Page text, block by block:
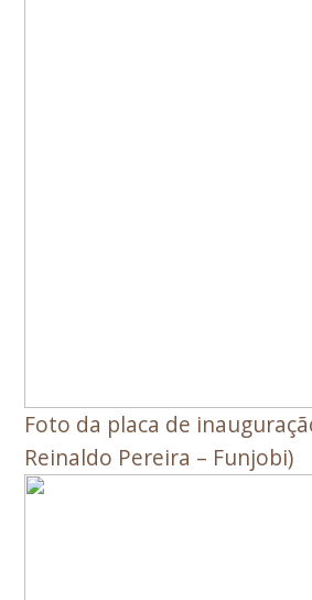
Foto da placa de
Reinaldo Pereira – Funjobi)